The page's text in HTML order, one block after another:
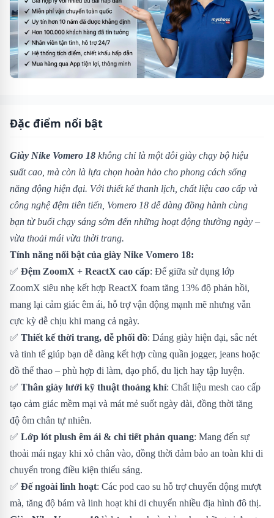
Đặc điểm nổi bật
Giày Nike Vomero 18 không chỉ là một đôi giày chạy bộ hiệu
suất cao, mà còn là lựa chọn hoàn hảo cho phong cách sống
năng động hiện đại. Với thiết kế thanh lịch, chất liệu cao cấp và
công nghệ đệm tiên tiến, Vomero 18 dễ dàng đồng hành cùng
bạn từ buổi chạy sáng sớm đến những hoạt động thường ngày –
vừa thoải mái vừa thời trang.
Tính năng nổi bật của giày Nike Vomero 18:
✅ Đệm ZoomX + ReactX cao cấp: Đế giữa sử dụng lớp
ZoomX siêu nhẹ kết hợp ReactX foam tăng 13% độ phản hồi,
mang lại cảm giác êm ái, hỗ trợ vận động mạnh mẽ nhưng vẫn
cực kỳ dễ chịu khi mang cả ngày.
✅ Thiết kế thời trang, dễ phối đồ: Dáng giày hiện đại, sắc nét
và tinh tế giúp bạn dễ dàng kết hợp cùng quần jogger, jeans hoặc
đồ thể thao – phù hợp đi làm, dạo phố, du lịch hay tập luyện.
✅ Thân giày lưới kỹ thuật thoáng khí: Chất liệu mesh cao cấp
tạo cảm giác mềm mại và mát mẻ suốt ngày dài, đồng thời tăng
độ ôm chân tự nhiên.
✅ Lớp lót plush êm ái & chi tiết phản quang: Mang đến sự
thoải mái ngay khi xỏ chân vào, đồng thời đảm bảo an toàn khi di
chuyển trong điều kiện thiếu sáng.
✅ Đế ngoài linh hoạt: Các pod cao su hỗ trợ chuyển động mượt
mà, tăng độ bám và linh hoạt khi di chuyển nhiều địa hình đô thị.